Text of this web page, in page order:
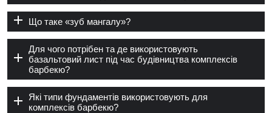
Що таке «зуб мангалу»?
Для чого потрібен та де використовують
базальтовий лист під час будівництва комплексів
барбекю?
Які типи фундаментів використовують для
комплексів барбекю?